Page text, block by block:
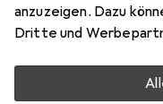
anzuzeigen. Dazu
Dritte und
Zwischen Do, 3.9.